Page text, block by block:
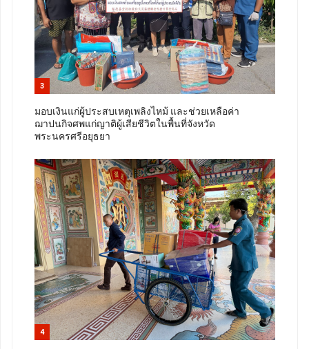
3
มอบเงินแก่ผู้ประสบเหตุเพลิงไหม้ และช่วยเหลือค่า
ฌาปนกิจศพแก่ญาติผู้เสียชีวิตในพื้นที่จังหวัด
พระนครศรีอยุธยา
4